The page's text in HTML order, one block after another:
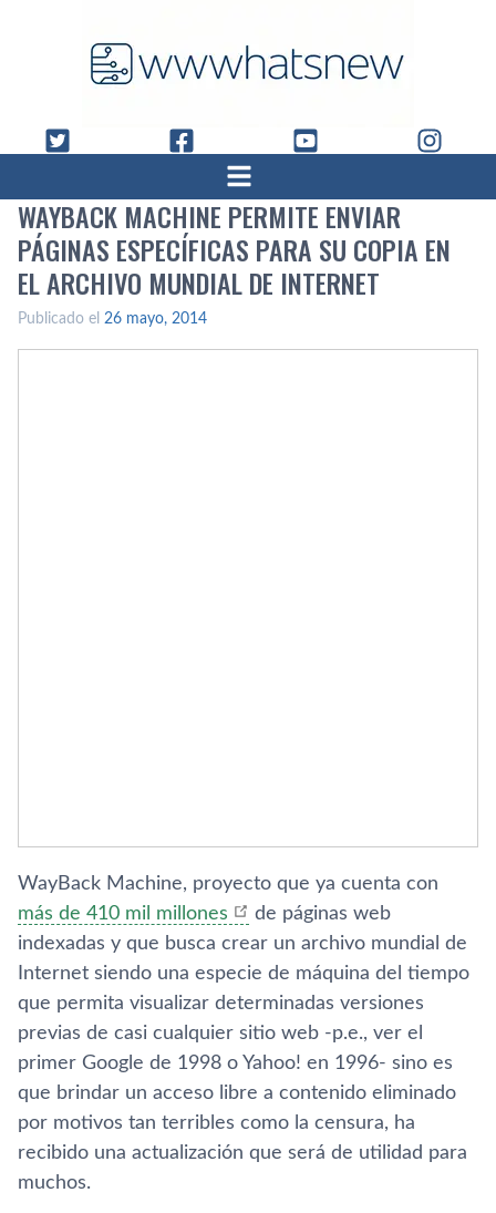
WAYBACK MACHINE PERMITE ENVIAR
PÁGINAS ESPECÍ­FICAS PARA SU COPIA EN
EL ARCHIVO MUNDIAL DE INTERNET
Publicado el 26 mayo, 2014
WayBack Machine, proyecto que ya cuenta con
más de 410 mil millones
de páginas web
indexadas y que busca crear un archivo mundial de
Internet siendo una especie de máquina del tiempo
que permita visualizar determinadas versiones
previas de casi cualquier sitio web -p.e., ver el
primer Google de 1998 o Yahoo! en 1996- sino es
que brindar un acceso libre a contenido eliminado
por motivos tan terribles como la censura, ha
recibido una actualización que será de utilidad para
muchos.